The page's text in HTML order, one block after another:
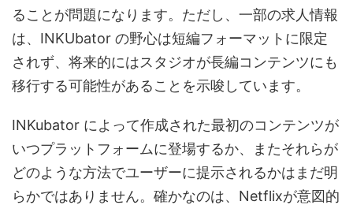
ることが問題になります。ただし、一部の求人情報
は、INKUbator の野心は短編フォーマットに限定
されず、将来的にはスタジオが長編コンテンツにも
移行する可能性があることを示唆しています。
INKubator によって作成された最初のコンテンツが
いつプラットフォームに登場するか、またそれらが
どのような方法でユーザーに提示されるかはまだ明
らかではありません。確かなのは、Netflixが意図的